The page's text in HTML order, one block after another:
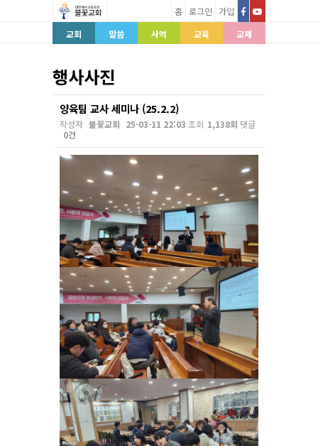
홈 로그인
가입
교회
말씀 사역 교육 교제
행사사진
양육팀 교사 세미나 (25.2.2)
작성자 불꽃교회 25-03-11 22:03 조회 1,138회 댓글
0건
본문